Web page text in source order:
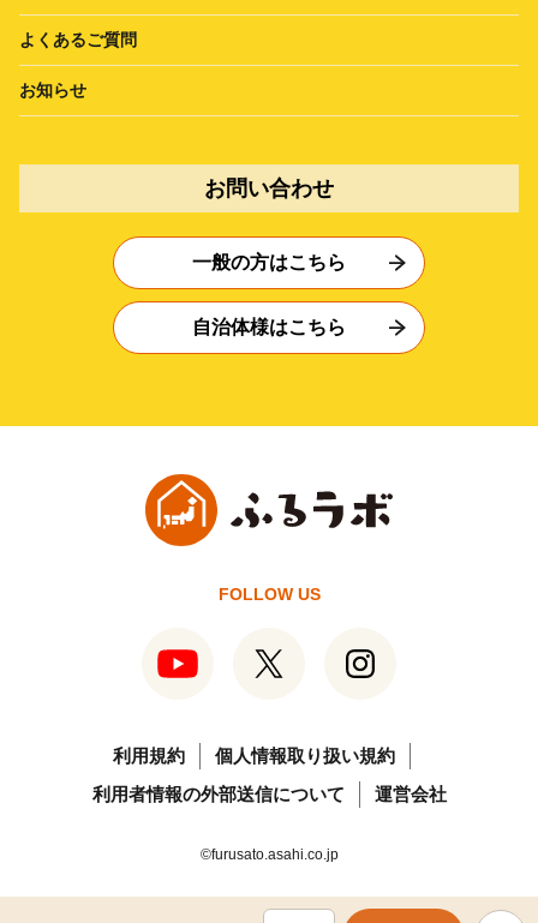
よくあるご質問
お知らせ
お問い合わせ
一般の方はこちら
自治体様はこちら
FOLLOW US
利用規約
個人情報取り扱い規約
利用者情報の外部送信について
運営会社
©furusato.asahi.co.jp